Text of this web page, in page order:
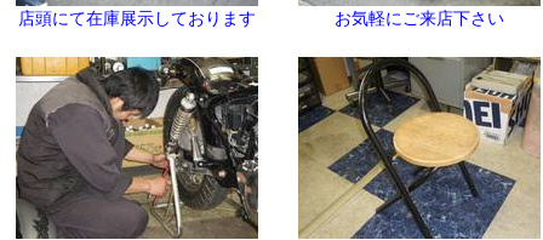
店頭にて在庫展示しております お気軽にご来店下さい